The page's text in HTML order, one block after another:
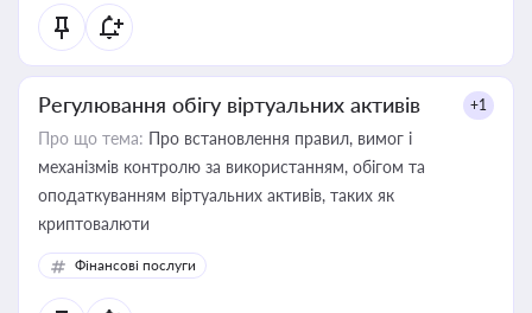
Регулювання обігу віртуальних активів +1
Про що тема: Про встановлення правил, вимог і
механізмів контролю за використанням, обігом та
оподаткуванням віртуальних активів, таких як
криптовалюти
Фінансові послуги